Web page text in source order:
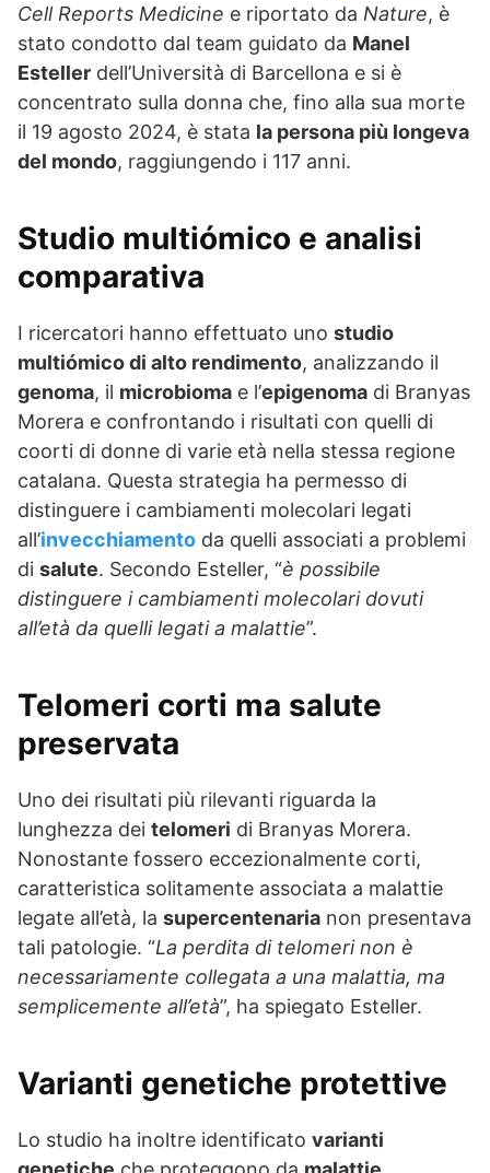
Cell Reports Medicine e riportato da Nature, è
stato condotto dal team guidato da Manel
Esteller dell’Università di Barcellona e si è
concentrato sulla donna che, fino alla sua morte
il 19 agosto 2024, è stata la persona più longeva
del mondo, raggiungendo i 117 anni.
Studio multiómico e analisi
comparativa
I ricercatori hanno effettuato uno studio
multiómico di alto rendimento, analizzando il
genoma, il microbioma e l’epigenoma di Branyas
Morera e confrontando i risultati con quelli di
coorti di donne di varie età nella stessa regione
catalana. Questa strategia ha permesso di
distinguere i cambiamenti molecolari legati
all’invecchiamento da quelli associati a problemi
di salute. Secondo Esteller, “è possibile
distinguere i cambiamenti molecolari dovuti
all’età da quelli legati a malattie”.
Telomeri corti ma salute
preservata
Uno dei risultati più rilevanti riguarda la
lunghezza dei telomeri di Branyas Morera.
Nonostante fossero eccezionalmente corti,
caratteristica solitamente associata a malattie
legate all’età, la supercentenaria non presentava
tali patologie. “La perdita di telomeri non è
necessariamente collegata a una malattia, ma
semplicemente all’età”, ha spiegato Esteller.
Varianti genetiche protettive
Lo studio ha inoltre identificato varianti